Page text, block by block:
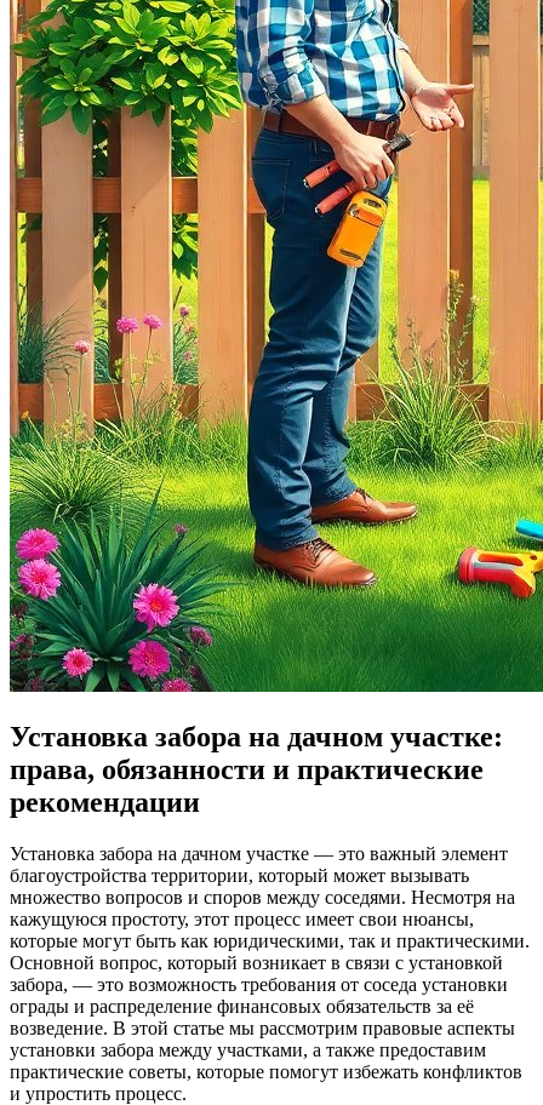
Установка забора на дачном участке:
права, обязанности и практические
рекомендации
Установка забора на дачном участке — это важный элемент
благоустройства территории, который может вызывать
множество вопросов и споров между соседями. Несмотря на
кажущуюся простоту, этот процесс имеет свои нюансы,
которые могут быть как юридическими, так и практическими.
Основной вопрос, который возникает в связи с установкой
забора, — это возможность требования от соседа установки
ограды и распределение финансовых обязательств за её
возведение. В этой статье мы рассмотрим правовые аспекты
установки забора между участками, а также предоставим
практические советы, которые помогут избежать конфликтов
и упростить процесс.